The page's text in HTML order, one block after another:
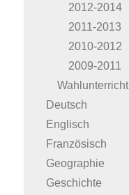
2012-2014
2011-2013
2010-2012
2009-2011
Wahlunterricht
Deutsch
Englisch
Französisch
Geographie
Geschichte